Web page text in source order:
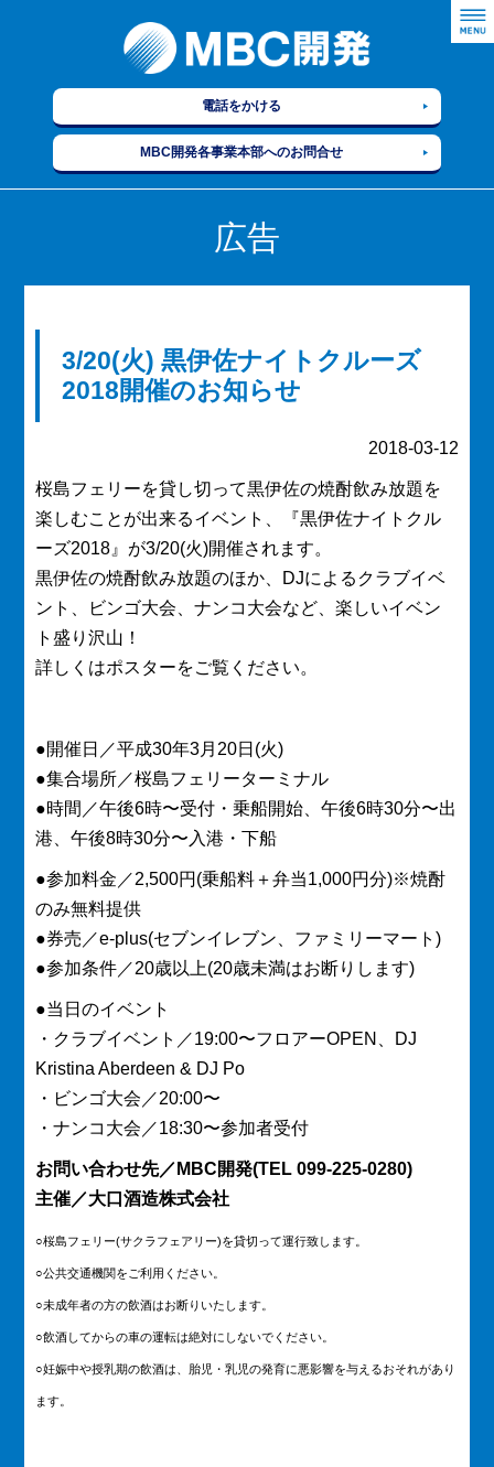
電話をかける
MBC開発各事業本部へのお問合せ
広告
3/20(火) 黒伊佐ナイトクルーズ
2018開催のお知らせ
2018-03-12
桜島フェリーを貸し切って黒伊佐の焼酎飲み放題を
楽しむことが出来るイベント、『黒伊佐ナイトクル
ーズ2018』が3/20(火)開催されます。
黒伊佐の焼酎飲み放題のほか、DJによるクラブイベ
ント、ビンゴ大会、ナンコ大会など、楽しいイベン
ト盛り沢山！
詳しくはポスターをご覧ください。
●開催日／平成30年3月20日(火)
●集合場所／桜島フェリーターミナル
●時間／午後6時〜受付・乗船開始、午後6時30分〜出
港、午後8時30分〜入港・下船
●参加料金／2,500円(乗船料＋弁当1,000円分)※焼酎
のみ無料提供
●券売／e-plus(セブンイレブン、ファミリーマート)
●参加条件／20歳以上(20歳未満はお断りします)
●当日のイベント
・クラブイベント／19:00〜フロアーOPEN、DJ
Kristina Aberdeen & DJ Po
・ビンゴ大会／20:00〜
・ナンコ大会／18:30〜参加者受付
お問い合わせ先／MBC開発(TEL 099-225-0280)
主催／大口酒造株式会社
○桜島フェリー(サクラフェアリー)を貸切って運行致します。
○公共交通機関をご利用ください。
○未成年者の方の飲酒はお断りいたします。
○飲酒してからの車の運転は絶対にしないでください。
○妊娠中や授乳期の飲酒は、胎児・乳児の発育に悪影響を与えるおそれがあり
ます。